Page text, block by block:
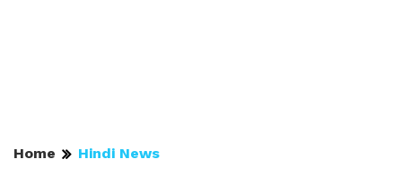
Home Hindi News